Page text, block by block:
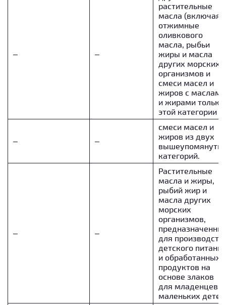
– –
растительные
масла (включая
отжимные
оливкового
масла, рыбьи
жиры и масла
других морских
организмов и
смеси масел и
жиров с маслами
и жирами только
этой категории
– –
смеси масел и
жиров из двух
категорий.
– –
Растительные
масла и жиры,
рыбий жир и
масла других
морских
организмов,
для
детского питания
и обработанных
продуктов на
основе злаков
для младенцев и
маленьких детей